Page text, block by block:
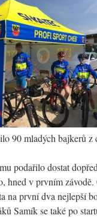
90 mladých bajkerů
podařilo dostat
hned v prvním
na první dva nejlepší
Samík se také po